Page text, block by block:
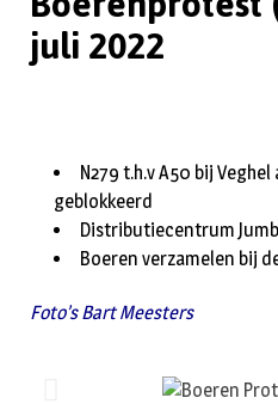
juli 2022
N279 t.h.v A50 bij
geblokkeerd
Distributiecentrum
Boeren verzamelen bij
Foto’s Bart Meesters